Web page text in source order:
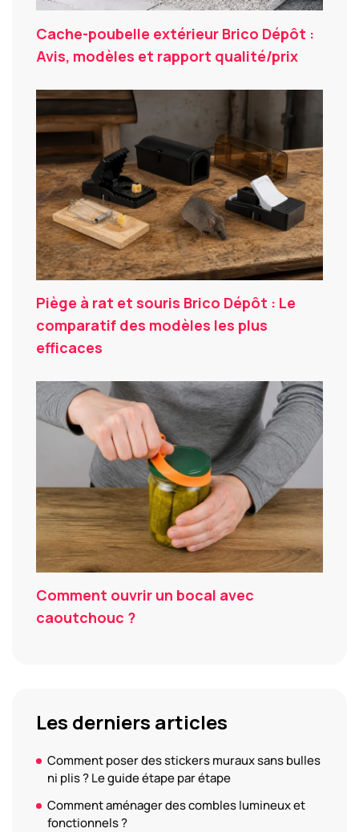
Cache-poubelle extérieur Brico Dépôt :
Avis, modèles et rapport qualité/prix
Piège à rat et souris Brico Dépôt : Le
comparatif des modèles les plus
efficaces
Comment ouvrir un bocal avec
caoutchouc ?
Les derniers articles
Comment poser des stickers muraux sans bulles
ni plis ? Le guide étape par étape
Comment aménager des combles lumineux et
fonctionnels ?